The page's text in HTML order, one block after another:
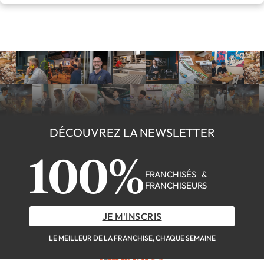
DÉCOUVREZ LA NEWSLETTER
100% FRANCHISÉS &
FRANCHISEURS
JE M'INSCRIS
LE MEILLEUR DE LA FRANCHISE, CHAQUE SEMAINE